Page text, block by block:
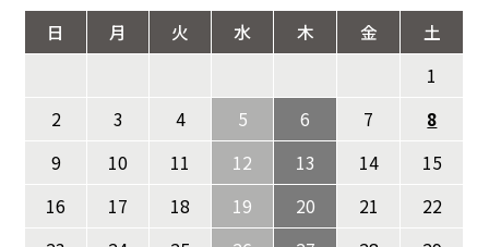
日 月 火 水 木 金
土
1
2
3 4 5 6 7
8
9
10 11 12 13 14
15
16
17 18 19 20 21
22